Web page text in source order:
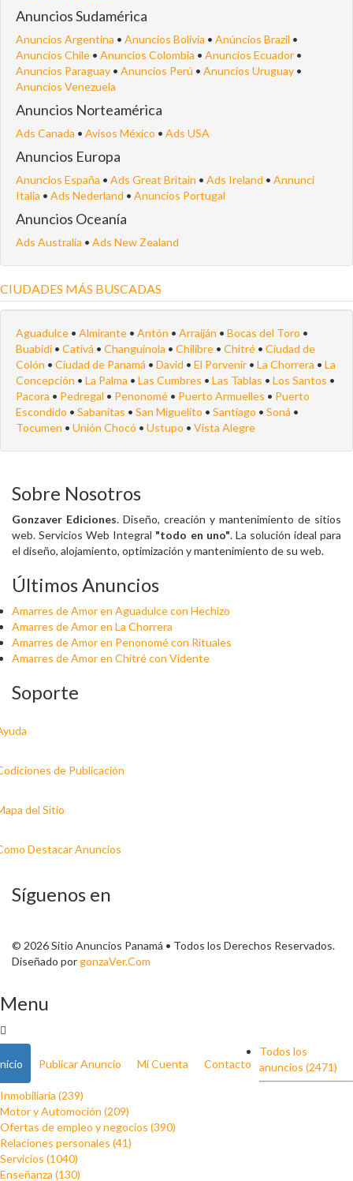
Anuncios Sudamérica
Anuncios Argentina • Anuncios Bolivia • Anúncios Brazil •
Anuncios Chile • Anuncios Colombia • Anuncios Ecuador •
Anuncios Paraguay • Anuncios Perú • Anuncios Uruguay •
Anuncios Venezuela
Anuncios Norteamérica
Ads Canada • Avisos México • Ads USA
Anuncios Europa
Anuncios España • Ads Great Britain • Ads Ireland • Annunci
Italia • Ads Nederland • Anuncios Portugal
Anuncios Oceanía
Ads Australia • Ads New Zealand
CIUDADES MÁS BUSCADAS
Aguadulce • Almirante • Antón • Arraiján • Bocas del Toro •
Buabidi • Cativá • Changuinola • Chilibre • Chitré • Ciudad de
Colón • Ciudad de Panamá • David • El Porvenir • La Chorrera • La
Concepción • La Palma • Las Cumbres • Las Tablas • Los Santos •
Pacora • Pedregal • Penonomé • Puerto Armuelles • Puerto
Escondido • Sabanitas • San Miguelito • Santiago • Soná •
Tocumen • Unión Chocó • Ustupo • Vista Alegre
Sobre Nosotros
Gonzaver Ediciones. Diseño, creación y mantenimiento de sitios
web. Servicios Web Integral "todo en uno". La solución ideal para
el diseño, alojamiento, optimización y mantenimiento de su web.
Últimos Anuncios
Amarres de Amor en Aguadulce con Hechizo
Amarres de Amor en La Chorrera
Amarres de Amor en Penonomé con Rituales
Amarres de Amor en Chitré con Vidente
Soporte
de Publicación
del Sitio
Destacar Anuncios
Síguenos en
© 2026 Sitio Anuncios Panamá • Todos los Derechos Reservados.
Diseñado porgonzaVer.Com
Menu
Publicar Anuncio Mi Cuenta Contacto
Todos los
anuncios (2471)
Inmobiliaria (239)
Motor y Automoción (209)
Ofertas de empleo y negocios (390)
Relaciones personales (41)
Servicios (1040)
Enseñanza (130)